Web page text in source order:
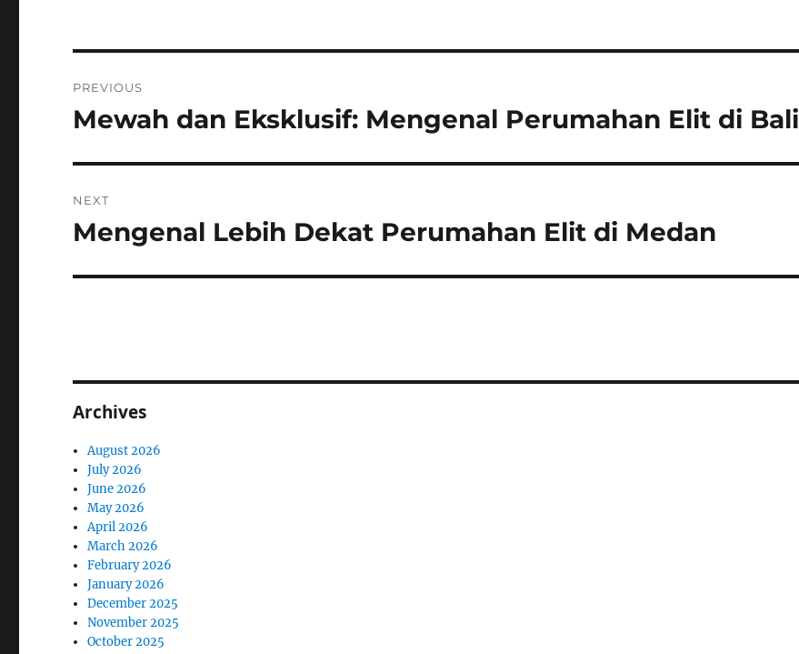
navigation
PREVIOUS
Previous
Mewah dan Eksklusif: Mengenal Perumahan Elit di Bali
NEXT
Next
Mengenal Lebih Dekat Perumahan Elit di Medan
Archives
August 2026
July 2026
June 2026
May 2026
April 2026
March 2026
February 2026
January 2026
December 2025
November 2025
October 2025